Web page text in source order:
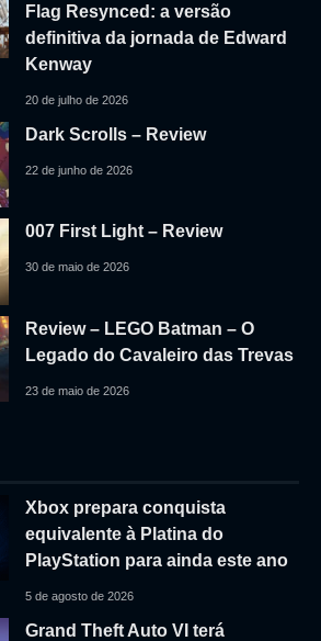
Flag Resynced: a versão
definitiva da jornada de Edward
Kenway
20 de julho de 2026
Dark Scrolls – Review
22 de junho de 2026
007 First Light – Review
30 de maio de 2026
Review – LEGO Batman – O
Legado do Cavaleiro das Trevas
23 de maio de 2026
Xbox prepara conquista
equivalente à Platina do
PlayStation para ainda este ano
5 de agosto de 2026
Grand Theft Auto VI terá